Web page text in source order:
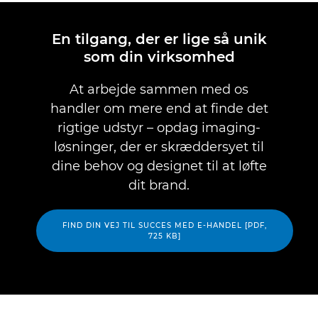
En tilgang, der er lige så unik
som din virksomhed
At arbejde sammen med os
handler om mere end at finde det
rigtige udstyr – opdag imaging-
løsninger, der er skræddersyet til
dine behov og designet til at løfte
dit brand.
FIND DIN VEJ TIL SUCCES MED E-HANDEL [PDF,
725 KB]